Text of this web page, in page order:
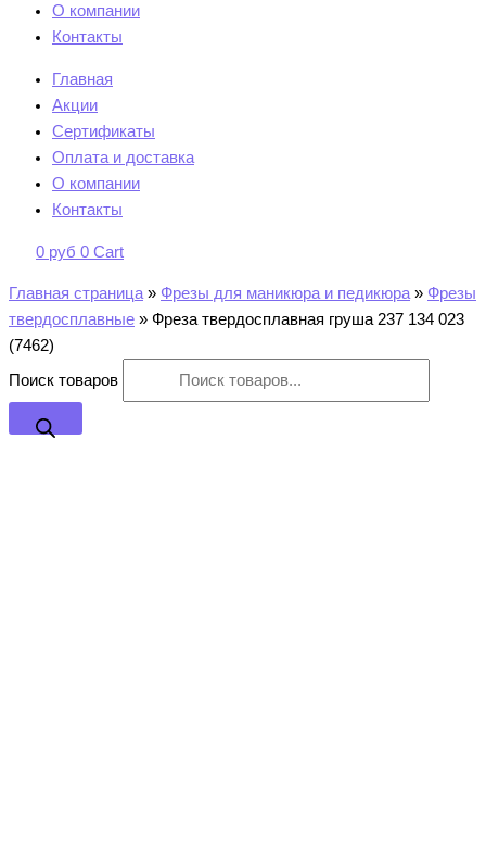
О компании
Контакты
Главная
Акции
Сертификаты
Оплата и доставка
О компании
Контакты
0 руб 0 Cart
Главная страница» Фрезы для маникюра и педикюра» Фрезы
твердосплавные » Фреза твердосплавная груша 237 134 023
(7462)
Поиск товаров